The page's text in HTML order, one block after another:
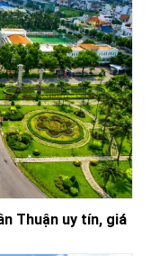
Thuận uy tín, giá